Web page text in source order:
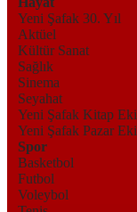
Yeni Şafak 30. Yıl
Aktüel
Kültür Sanat
Sağlık
Sinema
Seyahat
Yeni Şafak Kitap Eki
Yeni Şafak Pazar Eki
Spor
Basketbol
Futbol
Voleybol